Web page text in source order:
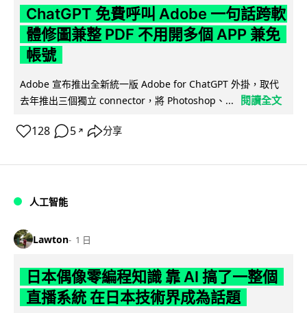
ChatGPT 免費呼叫 Adobe 一句話跨軟
體修圖兼整 PDF 不用開多個 APP 兼免
帳號
Adobe 宣布推出全新統一版 Adobe for ChatGPT 外掛，取代
去年推出三個獨立 connector，將 Photoshop、...
閱讀全文
128 5 ↗ 分享
人工智能
Lawton 1 日
日本偶像零編程知識 靠 AI 搞了一整個
直播系統 在日本技術界成為話題